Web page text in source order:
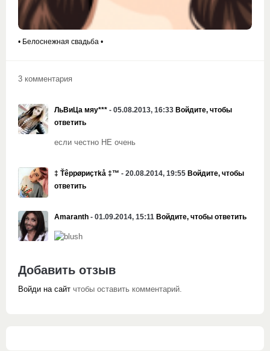
• Белоснежная свадьба •
3 комментария
ЛьВиЦа мяу*** - 05.08.2013, 16:33 Войдите, чтобы
ответить
если честно НЕ очень
‡ Ťêpрøpиçтkå ‡™ - 20.08.2014, 19:55 Войдите, чтобы
ответить
Amaranth - 01.09.2014, 15:11 Войдите, чтобы ответить
Добавить отзыв
Войди на сайт чтобы оставить комментарий.